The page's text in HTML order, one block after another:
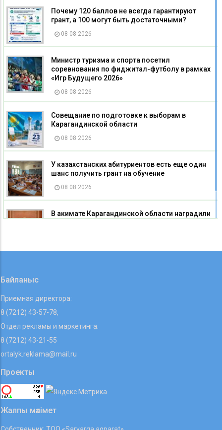
Почему 120 баллов не всегда гарантируют
грант, а 100 могут быть достаточными?
08 08 2026
Министр туризма и спорта посетил
соревнования по фиджитал-футболу в рамках
«Игр Будущего 2026»
08 08 2026
Совещание по подготовке к выборам в
Карагандинской области
08 08 2026
У казахстанских абитуриентов есть еще один
шанс получить грант на обучение
08 08 2026
В акимате Карагандинской области наградили
Байланыс
Приемная директора:
8 (7212) 43-57-78,
Отдел рекламы и маркетинга:
8 (7212) 43-21-55
ortalyk.reklama@mail.ru
Проекты
Жалпы мәлімет